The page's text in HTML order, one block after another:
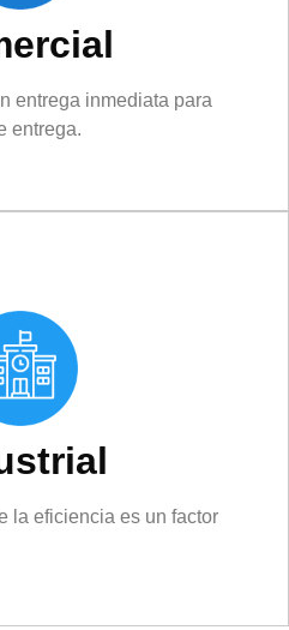
entrega inmediata para
entrega.
la eficiencia es un factor